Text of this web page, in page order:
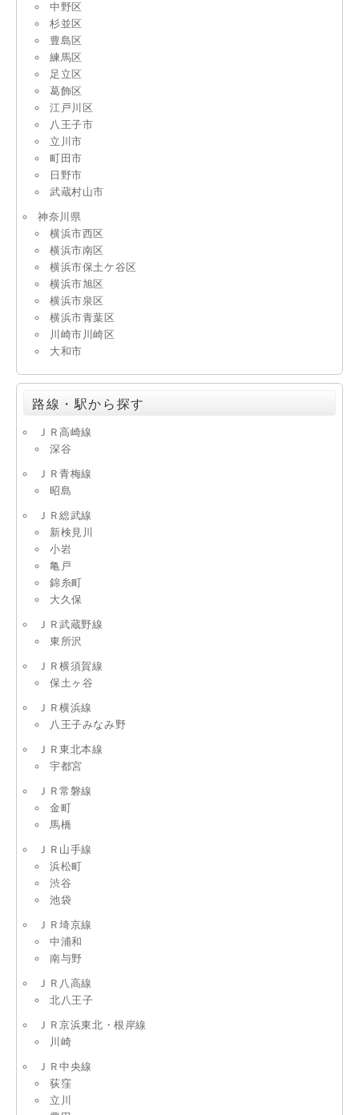
中野区
杉並区
豊島区
練馬区
足立区
葛飾区
江戸川区
八王子市
立川市
町田市
日野市
武蔵村山市
神奈川県
横浜市西区
横浜市南区
横浜市保土ケ谷区
横浜市旭区
横浜市泉区
横浜市青葉区
川崎市川崎区
大和市
路線・駅から探す
ＪＲ高崎線
深谷
ＪＲ青梅線
昭島
ＪＲ総武線
新検見川
小岩
亀戸
錦糸町
大久保
ＪＲ武蔵野線
東所沢
ＪＲ横須賀線
保土ヶ谷
ＪＲ横浜線
八王子みなみ野
ＪＲ東北本線
宇都宮
ＪＲ常磐線
金町
馬橋
ＪＲ山手線
浜松町
渋谷
池袋
ＪＲ埼京線
中浦和
南与野
ＪＲ八高線
北八王子
ＪＲ京浜東北・根岸線
川崎
ＪＲ中央線
荻窪
立川